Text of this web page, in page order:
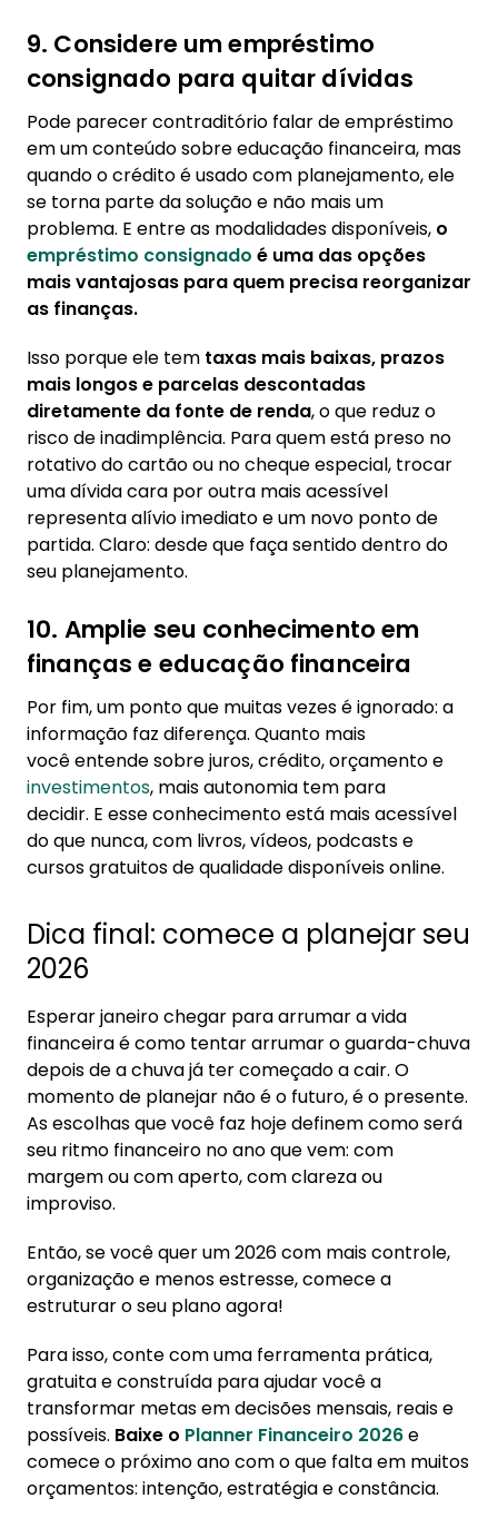
9. Considere um empréstimo
consignado para quitar dívidas
Pode parecer contraditório falar de empréstimo
em um conteúdo sobre educação financeira, mas
quando o crédito é usado com planejamento, ele
se torna parte da solução e não mais um
problema. E entre as modalidades disponíveis, o
empréstimo consignado é uma das opções
mais vantajosas para quem precisa reorganizar
as finanças.
Isso porque ele tem taxas mais baixas, prazos
mais longos e parcelas descontadas
diretamente da fonte de renda, o que reduz o
risco de inadimplência. Para quem está preso no
rotativo do cartão ou no cheque especial, trocar
uma dívida cara por outra mais acessível
representa alívio imediato e um novo ponto de
partida. Claro: desde que faça sentido dentro do
seu planejamento.
10. Amplie seu conhecimento em
finanças e educação financeira
Por fim, um ponto que muitas vezes é ignorado: a
informação faz diferença. Quanto mais
você entende sobre juros, crédito, orçamento e
investimentos, mais autonomia tem para
decidir. E esse conhecimento está mais acessível
do que nunca, com livros, vídeos, podcasts e
cursos gratuitos de qualidade disponíveis online.
Dica final: comece a planejar seu
2026
Esperar janeiro chegar para arrumar a vida
financeira é como tentar arrumar o guarda-chuva
depois de a chuva já ter começado a cair. O
momento de planejar não é o futuro, é o presente.
As escolhas que você faz hoje definem como será
seu ritmo financeiro no ano que vem: com
margem ou com aperto, com clareza ou
improviso.
Então, se você quer um 2026 com mais controle,
organização e menos estresse, comece a
estruturar o seu plano agora!
Para isso, conte com uma ferramenta prática,
gratuita e construída para ajudar você a
transformar metas em decisões mensais, reais e
possíveis. Baixe o Planner Financeiro 2026e
comece o próximo ano com o que falta em muitos
orçamentos: intenção, estratégia e constância.